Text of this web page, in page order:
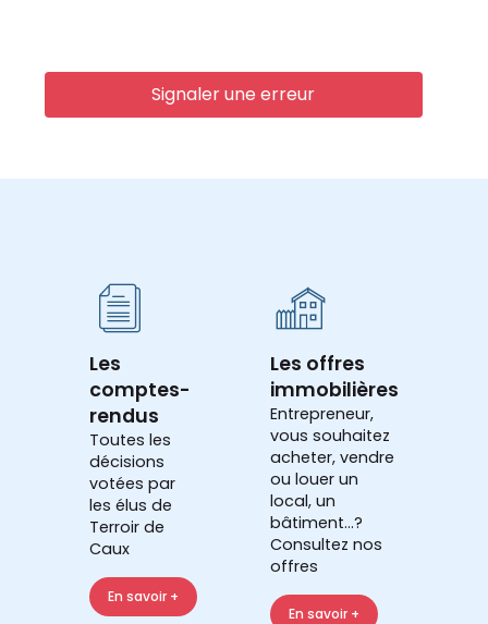
Signaler une erreur
Les
comptes-
rendus
Toutes les
décisions
votées par
les élus de
Terroir de
Caux
En savoir +
Les offres
immobilières
Entrepreneur,
vous souhaitez
acheter, vendre
ou louer un
local, un
bâtiment...?
Consultez nos
offres
En savoir +